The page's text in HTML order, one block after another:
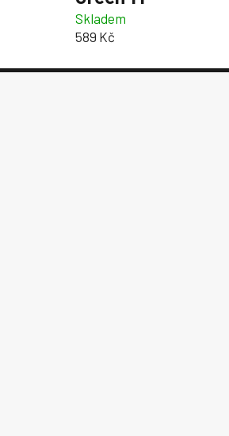
Skladem
589 Kč